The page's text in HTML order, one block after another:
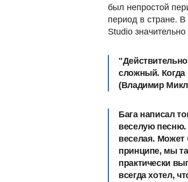
был непростой
период в стране. В
Studio
сложный.
(Владимир
Бага написал
веселую песню.
веселая. Может
принципе, мы
практически
всегда хотел,